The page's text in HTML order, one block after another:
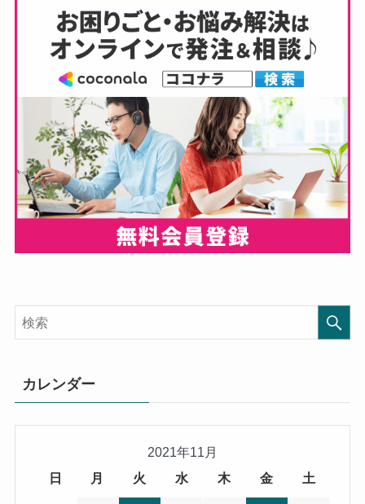
カレンダー
2021年11月
日
月 火 水 木 金 土